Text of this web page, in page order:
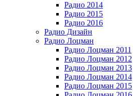
Радио 2014
Радио 2015
Радио 2016
Радио Дизайн
Радио Лоцман
Радио Лоцман 2011
Радио Лоцман 2012
Радио Лоцман 2013
Радио Лоцман 2014
Радио Лоцман 2015